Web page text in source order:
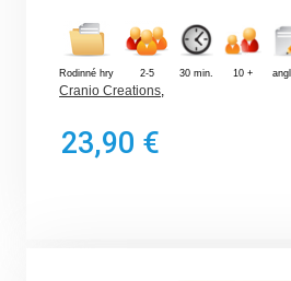
Rodinné hry 2-5 30 min. 10 +
Cranio Creations,
23,90 €